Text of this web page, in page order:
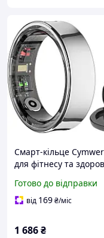
Смарт-кільце
для фітнесу та
моніторингом сну та
рівня кисню сріблясте
Готово до відправки
від 169₴/міс
1 686₴